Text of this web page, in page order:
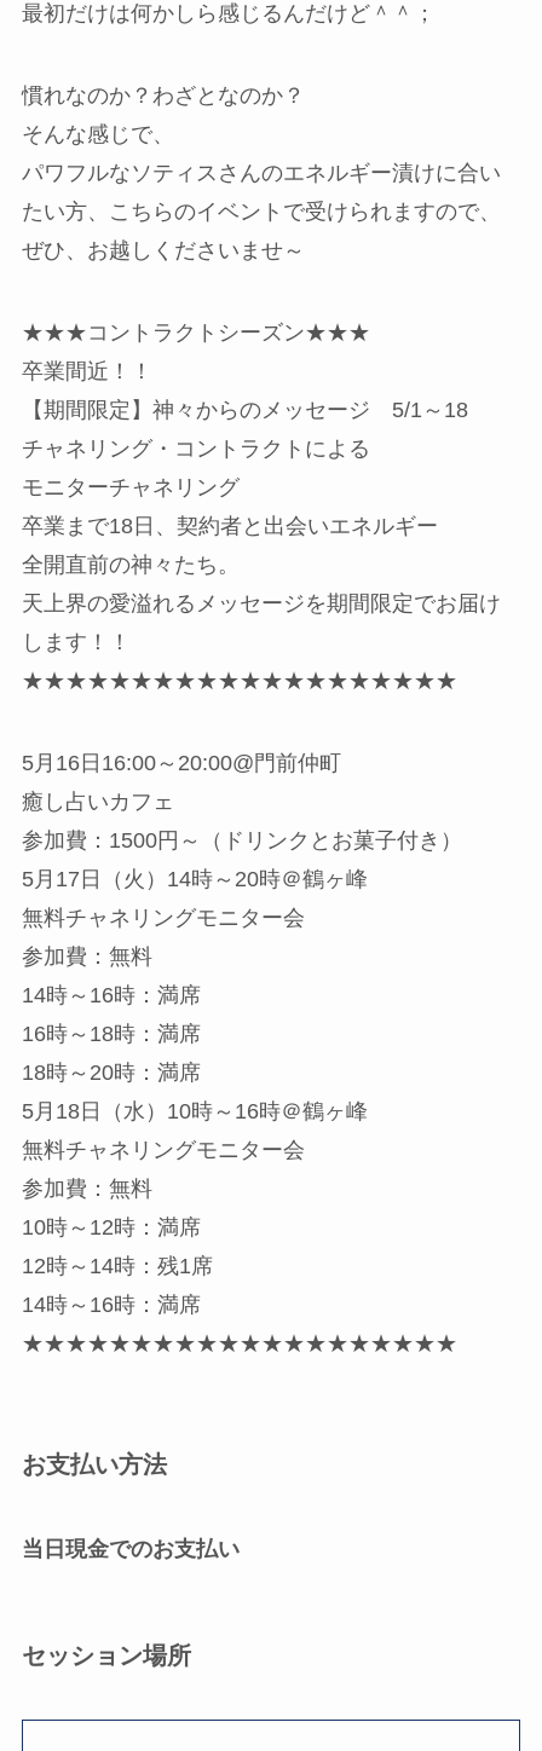
最初だけは何かしら感じるんだけど＾＾；
慣れなのか？わざとなのか？
そんな感じで、
パワフルなソティスさんのエネルギー漬けに合い
たい方、こちらのイベントで受けられますので、
ぜひ、お越しくださいませ～
★★★コントラクトシーズン★★★
卒業間近！！
【期間限定】神々からのメッセージ 5/1～18
チャネリング・コントラクトによる
モニターチャネリング
卒業まで18日、契約者と出会いエネルギー
全開直前の神々たち。
天上界の愛溢れるメッセージを期間限定でお届け
します！！
★★★★★★★★★★★★★★★★★★★★
5月16日16:00～20:00@門前仲町
癒し占いカフェ
参加費：1500円～（ドリンクとお菓子付き）
5月17日（火）14時～20時＠鶴ヶ峰
無料チャネリングモニター会
参加費：無料
14時～16時：満席
16時～18時：満席
18時～20時：満席
5月18日（水）10時～16時＠鶴ヶ峰
無料チャネリングモニター会
参加費：無料
10時～12時：満席
12時～14時：残1席
14時～16時：満席
★★★★★★★★★★★★★★★★★★★★
お支払い方法
当日現金でのお支払い
セッション場所